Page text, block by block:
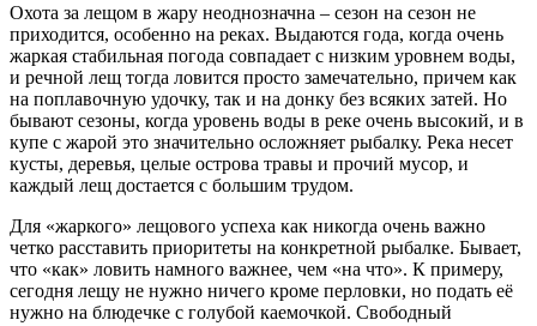
Охота за лещом в жару неоднозначна – сезон на сезон не
приходится, особенно на реках. Выдаются года, когда очень
жаркая стабильная погода совпадает с низким уровнем воды,
и речной лещ тогда ловится просто замечательно, причем как
на поплавочную удочку, так и на донку без всяких затей. Но
бывают сезоны, когда уровень воды в реке очень высокий, и в
купе с жарой это значительно осложняет рыбалку. Река несет
кусты, деревья, целые острова травы и прочий мусор, и
каждый лещ достается с большим трудом.
Для «жаркого» лещового успеха как никогда очень важно
четко расставить приоритеты на конкретной рыбалке. Бывает,
что «как» ловить намного важнее, чем «на что». К примеру,
сегодня лещу не нужно ничего кроме перловки, но подать её
нужно на блюдечке с голубой каемочкой. Свободный